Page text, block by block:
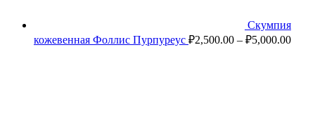
Скумпия
кожевенная Фоллис Пурпуреус ₽2,500.00 – ₽5,000.00